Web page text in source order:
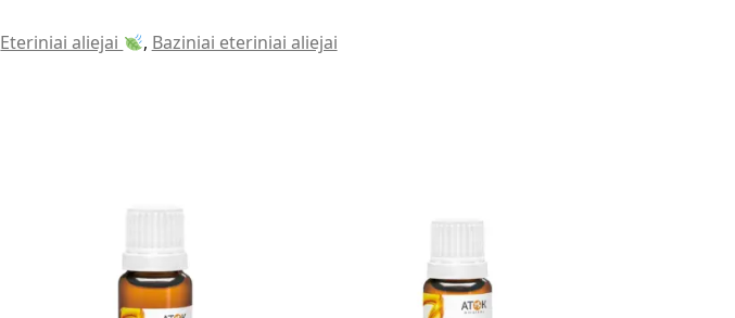
Eteriniai aliejai , Baziniai eteriniai aliejai